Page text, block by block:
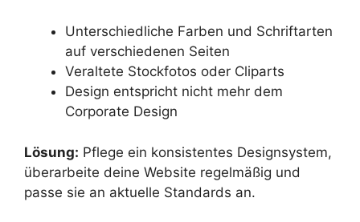
Unterschiedliche Farben und Schriftarten
auf verschiedenen Seiten
Veraltete Stockfotos oder Cliparts
Design entspricht nicht mehr dem
Corporate Design
Lösung: Pflege ein konsistentes Designsystem,
überarbeite deine Website regelmäßig und
passe sie an aktuelle Standards an.